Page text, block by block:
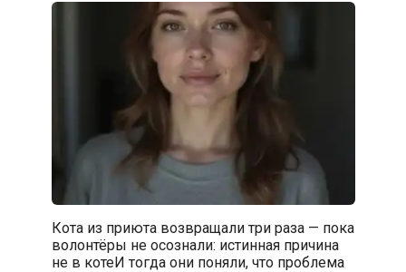
Кота из приюта возвращали три раза — пока
волонтёры не осознали: истинная причина
не в котеИ тогда они поняли, что проблема